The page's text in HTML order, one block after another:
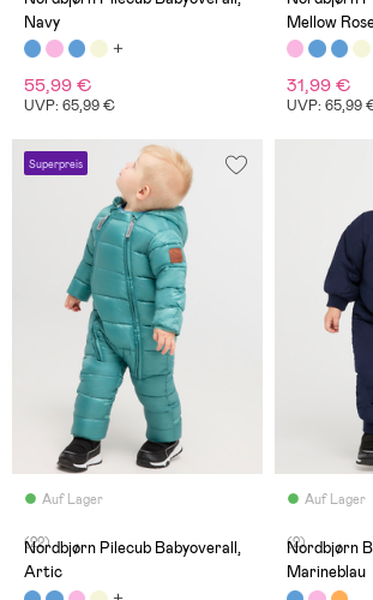
Navy
55,99 €
UVP: 65,99 €
Mellow
31,99 €
UVP: 65,99
Superpreis
Auf Lager
(22)
Nordbjørn Pilecub Babyoverall,
Artic
Auf Lager
(2)
Nordbjørn
Marineblau